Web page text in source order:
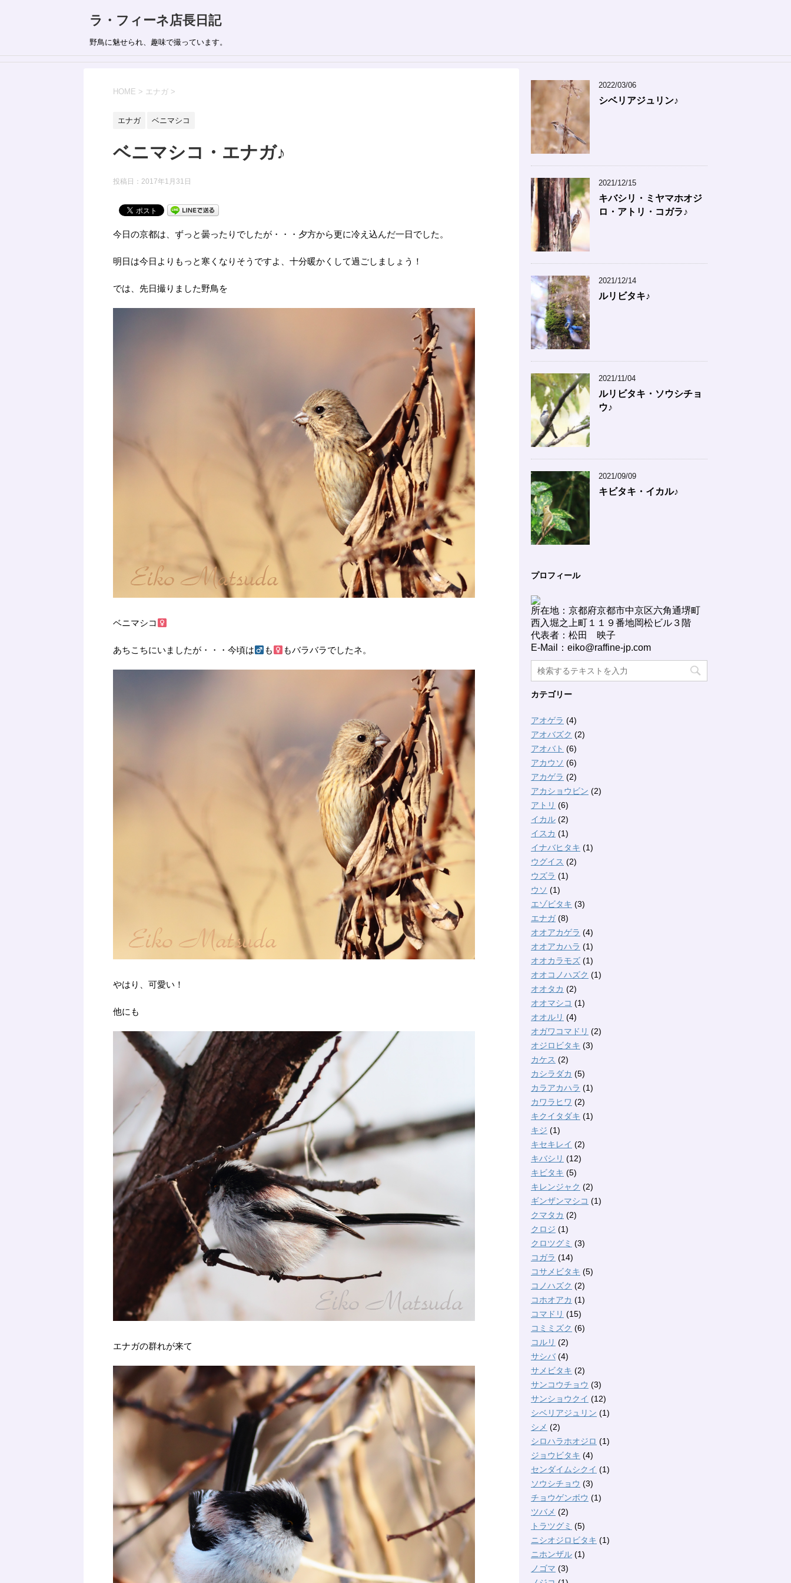
ラ・フィーネ店長日記
野鳥に魅せられ、趣味で撮っています。
HOME > エナガ >
エナガ ベニマシコ
ベニマシコ・エナガ♪
投稿日： 2017年1月31日
今日の京都は、ずっと曇ったりでしたが・・・夕方から更に冷え込んだ一日でした。
明日は今日よりもっと寒くなりそうですよ、十分暖かくして過ごしましょう！
では、先日撮りました野鳥を
ベニマシコ
あちこちにいましたが・・・今頃は も もバラバラでしたネ。
やはり、可愛い！
他にも
エナガの群れが来て
2022/03/06
シベリアジュリン♪
2021/12/15
キバシリ・ミヤマホオジ
ロ・アトリ・コガラ♪
2021/12/14
ルリビタキ♪
2021/11/04
ルリビタキ・ソウシチョ
ウ♪
2021/09/09
キビタキ・イカル♪
プロフィール
所在地：京都府京都市中京区六角通堺町
西入堀之上町１１９番地岡松ビル３階
代表者：松田 映子
E-Mail：eiko@raffine-jp.com
カテゴリー
アオゲラ (4)
アオバズク (2)
アオバト (6)
アカウソ (6)
アカゲラ (2)
アカショウビン (2)
アトリ (6)
イカル (2)
イスカ (1)
イナバヒタキ (1)
ウグイス (2)
ウズラ (1)
ウソ (1)
エゾビタキ (3)
エナガ(8)
オオアカゲラ (4)
オオアカハラ (1)
オオカラモズ (1)
オオコノハズク (1)
オオタカ (2)
オオマシコ (1)
オオルリ (4)
オガワコマドリ (2)
オジロビタキ (3)
カケス (2)
カシラダカ (5)
カラアカハラ (1)
カワラヒワ (2)
キクイタダキ (1)
キジ (1)
キセキレイ (2)
キバシリ (12)
キビタキ (5)
キレンジャク (2)
ギンザンマシコ (1)
クマタカ (2)
クロジ (1)
クロツグミ (3)
コガラ (14)
コサメビタキ (5)
コノハズク (2)
コホオアカ (1)
コマドリ (15)
コミミズク (6)
コルリ (2)
サシバ(4)
サメビタキ (2)
サンコウチョウ (3)
サンショウクイ (12)
シベリアジュリン (1)
シメ (2)
シロハラホオジロ (1)
ジョウビタキ (4)
センダイムシクイ (1)
ソウシチョウ (3)
チョウゲンボウ (1)
ツバメ (2)
トラツグミ (5)
ニシオジロビタキ (1)
ニホンザル (1)
ノゴマ (3)